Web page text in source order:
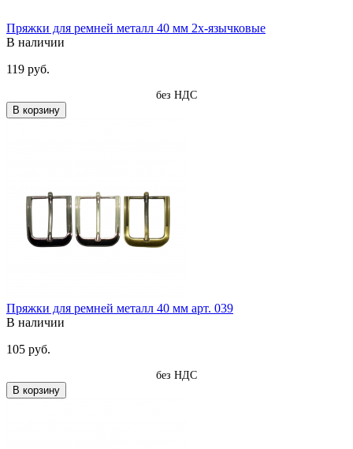
Пряжки для ремней металл 40 мм 2х-язычковые
В наличии
119 руб.
без НДС
В корзину
Пряжки для ремней металл 40 мм арт. 039
В наличии
105 руб.
без НДС
В корзину